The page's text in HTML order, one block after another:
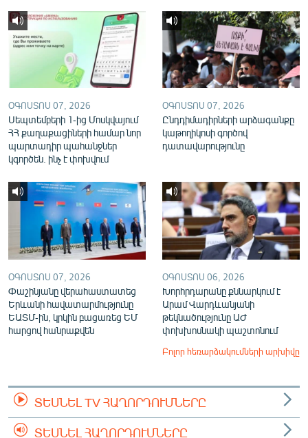
ՕԳՈՍՏՈՍ 07, 2026
Սեպտեմբերի 1-ից Մոսկվայում
ՀՀ քաղաքացիների համար նոր
պարտադիր պահանջներ
կգործեն. ինչ է փոխվում
ՕԳՈՍՏՈՍ 07, 2026
Ընդդիմադիրների արձագանքը
կաթողիկոսի գործով
դատավարությունը
ՕԳՈՍՏՈՍ 07, 2026
Փաշինյանը վերահաստատեց
Երևանի հավատարմությունը
ԵԱՏՄ-ին, կրկին բացառեց ԵՄ
հարցով հանրաքվեն
ՕԳՈՍՏՈՍ 06, 2026
Խորհրդարանը քննարկում է
Արամ Վարդևանյանի
թեկնածությունը ԱԺ
փոխխոսնակի պաշտոնում
Բոլոր հեռարձակումների արխիվը
ՏԵՍՆԵԼ TV ՀԱՂՈՐԴՈՒՄՆԵՐԸ
ՏԵՍՆԵԼ ՀԱՂՈՐԴՈՒՄՆԵՐԸ